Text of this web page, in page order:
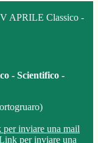
APRILE Classico -
- Scientifico -
inviare una mail
per inviare una